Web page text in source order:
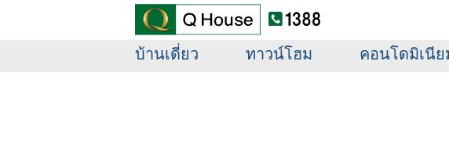
ข้อมูลบริษัท นักลงทุนสัมพันธ์
บ้านเดี่ยว ทาวน์โฮม คอนโดมิเนีย